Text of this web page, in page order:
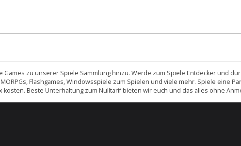
zu unserer Spiele Sammlung hinzu. Werde zum Spiele Entdecker und
Flashgames, Windowsspiele zum Spielen und viele mehr. Spiele eine
kosten. Beste Unterhaltung zum Nulltarif bieten wir euch und das alles ohne